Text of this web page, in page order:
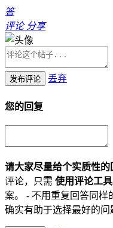
答
评论 分享
发布评论 丢弃
您的回复
请大家尽量给个实质性的
评论，只需 使用评论工
案。 - 不用重复回答同样
确实有助于选择最好的问